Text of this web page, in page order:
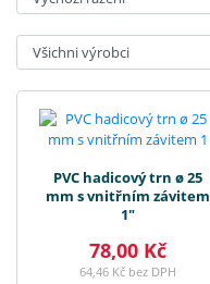
Výrobci:
PVC hadicový trn ø 25
mm s vnitřním závitem
1"
78,00 Kč
64,46 Kč bez DPH